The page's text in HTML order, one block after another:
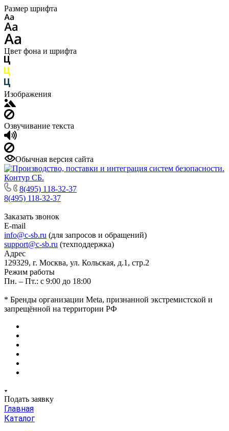
Размер шрифта
Цвет фона и шрифта
Изображения
Озвучивание текста
Обычная версия сайта
8(495) 118-32-37
8(495) 118-32-37
Заказать звонок
E-mail
info@c-sb.ru (для запросов и обращений)
support@c-sb.ru (техподдержка)
Адрес
129329, г. Москва, ул. Кольская, д.1, стр.2
Режим работы
Пн. – Пт.: с 9:00 до 18:00
* Бренды организации Meta, признанной экстремистской и
запрещённой на территории РФ
Подать заявку
Главная
Каталог